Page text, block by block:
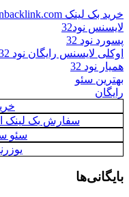
خرید بک لینک behtarinbacklink.com
لایسنس نود32
پسورد نود 32
اوکلی لایسنس رایگان نود 32
همیار نود 32
بهترین سئو
رایگان
سفارش بک لینک
سئو
بایگانی‌ها